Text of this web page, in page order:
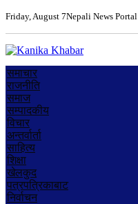
Friday, August 7Nepali News Portal
समाचार
राजनीति
समाज
सम्पादकीय
विचार
अन्तर्वार्ता
साहित्य
शिक्षा
खेलकुद
पत्रपत्रिकाबाट
निर्वाचन